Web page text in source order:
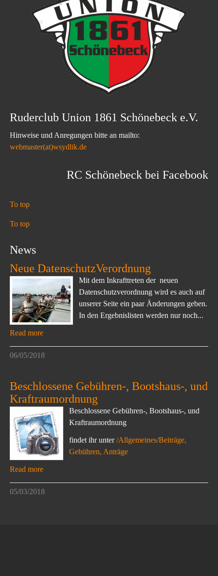
Ruderclub Union 1861 Schönebeck e.V.
Hinweise und Anregungen bitte an mailto:
webmaster(at)wsydlik.de
RC Schönebeck bei Facebook
To top
To top
News
Neue DatenschutzVerordnung
Mit dem Inkrafttreten der neuen
Datenschutzverordnung wird es auch auf
unserer Seite ein paar Änderungen geben.
In den Ergebnislisten werden nur noch...
Read more
06/05/2018
Beschlossene Gebühren-, Bootshaus-, und
Kraftraumordnung
Beschlossene Gebühren-, Bootshaus-, und
Kraftraumordnung
findet ihr unter/Allgemeines/Beiträge,
Gebühren, Anträge
Read more
05/03/2018